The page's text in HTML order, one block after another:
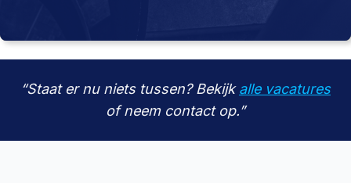
“Staat er nu niets tussen? Bekijkalle vacatures
of neem contact op.”